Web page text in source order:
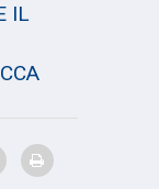
IL